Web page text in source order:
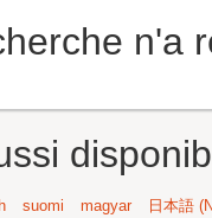
n'a
suomi magyar
日本語